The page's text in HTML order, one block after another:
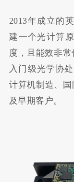
2013年成立的
建一个光计算
度，且能效非
入门级光学协
计算机制造、
及早期客户。